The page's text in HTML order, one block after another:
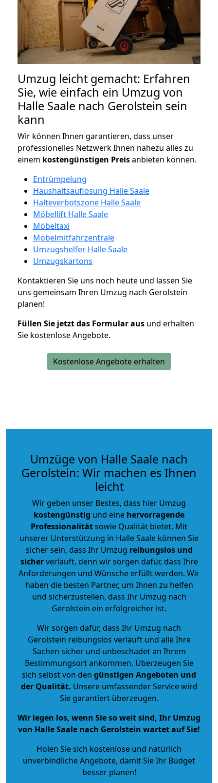
Umzug leicht gemacht: Erfahren
Sie, wie einfach ein Umzug von
Halle Saale nach Gerolstein sein
kann
Wir können Ihnen garantieren, dass unser
professionelles Netzwerk Ihnen nahezu alles zu
einem kostengünstigen Preisanbieten können.
Entrümpelung
Haushaltsauflösung Halle Saale
Halteverbotszone Halle Saale
Möbellift Halle Saale
Möbeltaxi
Möbelmitfahrzentrale
Umzugshelfer Halle Saale
Umzugskartons
Kontaktieren Sie uns noch heute und lassen Sie
uns gemeinsam Ihren Umzug nach Gerolstein
planen!
Füllen Sie jetzt das Formular aus und erhalten
Sie kostenlose Angebote.
Kostenlose Angebote erhalten
Umzüge von Halle Saale nach
Gerolstein: Wir machen es Ihnen
leicht
Wir geben unser Bestes, dass hier Umzug
kostengünstig und eine hervorragende
Professionalitätsowie Qualität bietet. Mit
unserer Unterstützung in Halle Saale können Sie
sicher sein, dass Ihr Umzug reibungslos und
sicherverläuft, denn wir sorgen dafür, dass Ihre
Anforderungen und Wünsche erfüllt werden. Wir
haben die besten Partner, um Ihnen zu helfen
und sicherzustellen, dass Ihr Umzug nach
Gerolstein ein erfolgreicher ist.
Wir sorgen dafür, dass Ihr Umzug nach
Gerolstein reibungslos verläuft und alle Ihre
Sachen sicher und unbeschadet an Ihrem
Bestimmungsort ankommen. Überzeugen Sie
sich selbst von den günstigen Angeboten und
der Qualität. Unsere umfassender Service wird
Sie garantiert überzeugen.
Wir legen los, wenn Sie so weit sind, Ihr Umzug
von Halle Saale nach Gerolstein wartet auf Sie!
Holen Sie sich kostenlose und natürlich
unverbindliche Angebote, damit Sie Ihr Budget
besser planen!